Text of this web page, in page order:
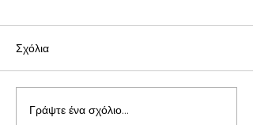
Σχόλια
Γράψτε ένα σχόλιο...